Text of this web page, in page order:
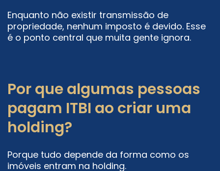
Enquanto não existir transmissão de
propriedade, nenhum imposto é devido. Esse
é o ponto central que muita gente ignora.
Por que algumas pessoas
pagam ITBI ao criar uma
holding?
Porque tudo depende da forma como os
imóveis entram na holding.